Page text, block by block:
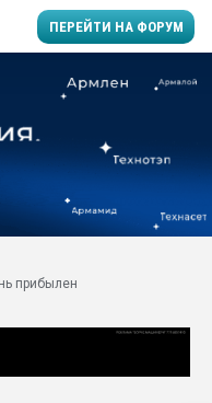
ПЕРЕЙТИ НА ФОРУМ
заводу пластмасс"
28.07.2026
прибылен